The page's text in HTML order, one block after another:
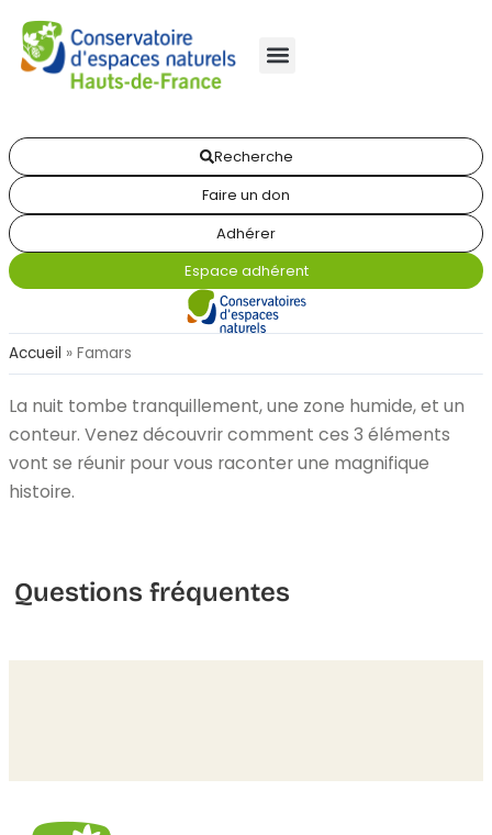
Recherche
Faire un don
Adhérer
Espace adhérent
Accueil » Famars
La nuit tombe tranquillement, une zone humide, et un
conteur. Venez découvrir comment ces 3 éléments
vont se réunir pour vous raconter une magnifique
histoire.
Questions fréquentes